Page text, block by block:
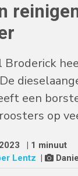
Broderick
een
op
| 1 minuut
Lentz |